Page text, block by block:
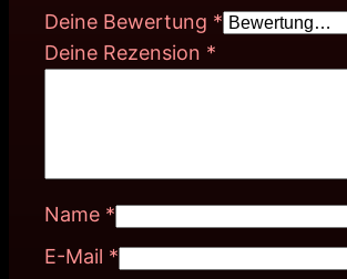
Deine Bewertung *
Deine Rezension *
Name *
E-Mail *